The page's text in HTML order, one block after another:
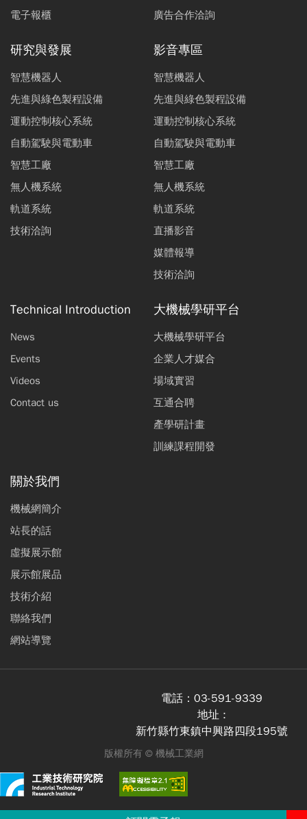
電子報櫃
廣告合作洽詢
研究與發展
智慧機器人
先進與綠色製程設備
運動控制核心系統
自動駕駛與電動車
智慧工廠
無人機系統
軌道系統
技術洽詢
影音專區
智慧機器人
先進與綠色製程設備
運動控制核心系統
自動駕駛與電動車
智慧工廠
無人機系統
軌道系統
直播影音
媒體報導
技術洽詢
Technical Introduction
News
Events
Videos
Contact us
大機械學研平台
大機械學研平台
企業人才媒合
場域實習
互通合聘
產學研計畫
訓練課程開發
關於我們
機械網簡介
站長的話
虛擬展示館
展示館展品
技術介紹
聯絡我們
網站導覽
電話： 03-591-9339
地址 :
新竹縣竹東鎮中興路四段195號
版權所有 © 機械工業網